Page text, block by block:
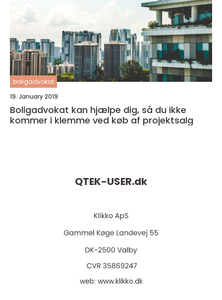
boligadvokat
19. January 2019
Boligadvokat kan hjælpe dig, så du ikke
kommer i klemme ved køb af projektsalg
QTEK-USER.dk
web: www.klikko.dk